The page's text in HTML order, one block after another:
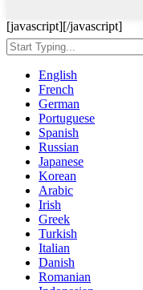
[javascript][/javascript]
English
French
German
Portuguese
Spanish
Russian
Japanese
Korean
Arabic
Irish
Greek
Turkish
Italian
Danish
Romanian